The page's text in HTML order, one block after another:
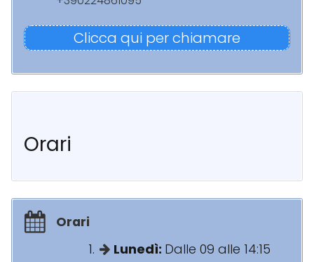
Clicca qui per chiamare
Orari
Orari
Lunedì: Dalle 09 alle 14:15